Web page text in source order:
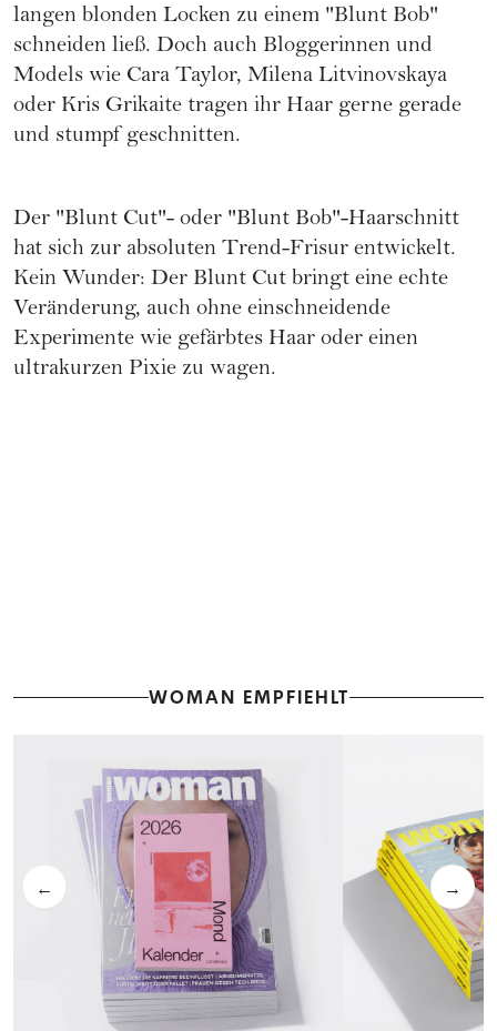
langen blonden Locken zu einem "Blunt Bob"
schneiden ließ. Doch auch Bloggerinnen und
Models wie Cara Taylor, Milena Litvinovskaya
oder Kris Grikaite tragen ihr Haar gerne gerade
und stumpf geschnitten.
Der "Blunt Cut"- oder "Blunt Bob"-Haarschnitt
hat sich zur absoluten Trend-Frisur entwickelt.
Kein Wunder: Der Blunt Cut bringt eine echte
Veränderung, auch ohne einschneidende
Experimente wie gefärbtes Haar oder einen
ultrakurzen Pixie zu wagen.
WOMAN EMPFIEHLT
← →